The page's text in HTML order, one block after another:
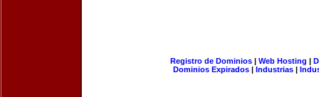
Registro de Dominios| Web Hosting |
Dominios Expirados | Industrias |